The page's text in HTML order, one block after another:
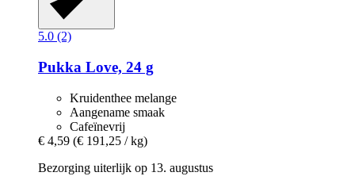
5.0 (2)
Pukka Love, 24 g
Kruidenthee melange
Aangename smaak
Cafeïnevrij
€ 4,59 (€ 191,25 / kg)
Bezorging uiterlijk op 13. augustus